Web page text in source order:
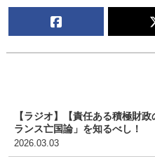
【ラジオ】【責任ある積極財
ランス亡国論」を知るべし！
2026.03.03